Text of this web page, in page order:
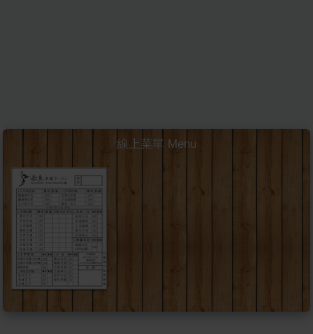
線上菜單 Menu